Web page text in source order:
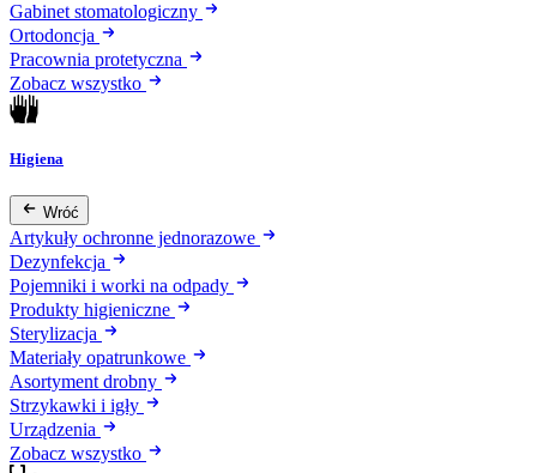
Gabinet stomatologiczny
Ortodoncja
Pracownia protetyczna
Zobacz wszystko
Higiena
Wróć
Artykuły ochronne jednorazowe
Dezynfekcja
Pojemniki i worki na odpady
Produkty higieniczne
Sterylizacja
Materiały opatrunkowe
Asortyment drobny
Strzykawki i igły
Urządzenia
Zobacz wszystko